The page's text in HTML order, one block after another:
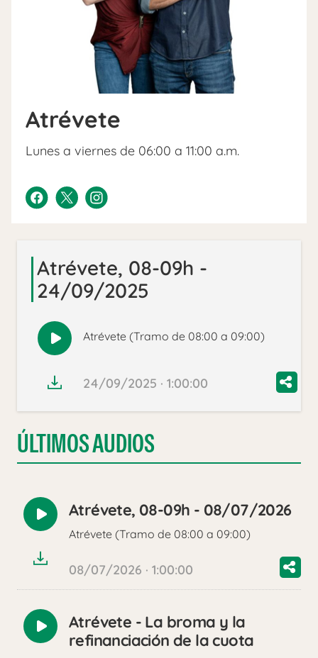
Atrévete
Lunes a viernes de 06:00 a 11:00 a.m.
Atrévete, 08-09h -
24/09/2025
Reproducir
audio
Atrévete (Tramo de 08:00 a 09:00)
24/09/2025 · 1:00:00
ÚLTIMOS AUDIOS
Reproducir
audio
Atrévete, 08-09h - 08/07/2026
Atrévete (Tramo de 08:00 a 09:00)
08/07/2026 · 1:00:00
Reproducir
audio
Atrévete - La broma y la
refinanciación de la cuota